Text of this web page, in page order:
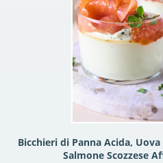
Bicchieri di Panna Acida,
Salmone Scozzese